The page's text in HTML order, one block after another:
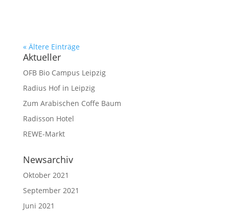
« Ältere Einträge
Aktueller
OFB Bio Campus Leipzig
Radius Hof in Leipzig
Zum Arabischen Coffe Baum
Radisson Hotel
REWE-Markt
Newsarchiv
Oktober 2021
September 2021
Juni 2021